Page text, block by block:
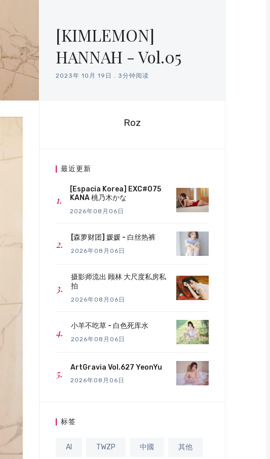
[KIMLEMON]
HANNAH - Vol.05
2023年 10月 19日 . 3分钟阅读
Roz
最近更新
[Espacia Korea] EXC#075
KANA 桃乃木かな
2026年08月06日
[森萝财团] 媛媛 - 白丝热裤
2026年08月06日
摄影师流出 顾林 大尺度私房私
拍
2026年08月06日
小羊不吃草 - 白色死库水
2026年08月06日
ArtGravia Vol.627 YeonYu
2026年08月06日
标签
AI TWZP 中國 其他